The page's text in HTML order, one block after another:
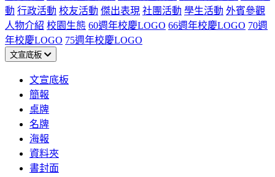
動 行政活動 校友活動 傑出表現 社團活動 學生活動 外賓參觀
人物介紹 校園生態 60週年校慶LOGO 66週年校慶LOGO 70週
年校慶LOGO 75週年校慶LOGO
文宣底板
文宣底板
簡報
桌牌
名牌
海報
資料夾
書封面